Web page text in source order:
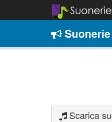
Scarica